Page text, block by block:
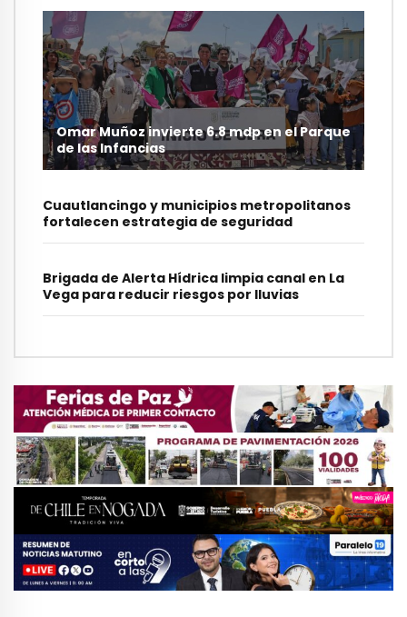
Omar Muñoz invierte 6.8 mdp en el Parque
de las Infancias
Cuautlancingo y municipios metropolitanos
fortalecen estrategia de seguridad
Brigada de Alerta Hídrica limpia canal en La
Vega para reducir riesgos por lluvias